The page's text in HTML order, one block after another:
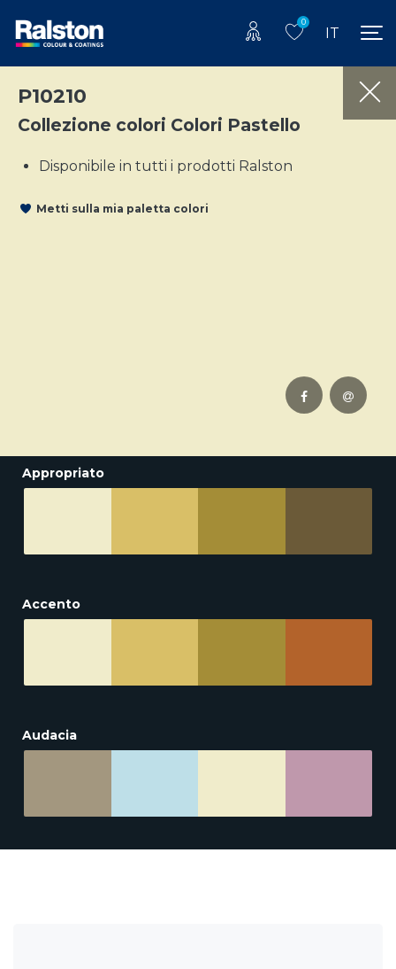
0
IT
P10210
Collezione colori Colori Pastello
Disponibile in tutti i prodotti Ralston
Metti sulla mia paletta colori
Appropriato
Accento
Audacia